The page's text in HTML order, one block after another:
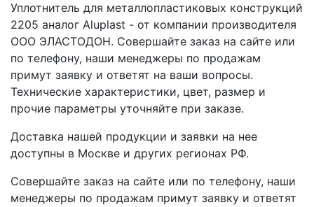
Уплотнитель для металлопластиковых конструкций
2205 аналог Aluplast - от компании производителя
ООО ЭЛАСТОДОН. Совершайте заказ на сайте или
по телефону, наши менеджеры по продажам
примут заявку и ответят на ваши вопросы.
Технические характеристики, цвет, размер и
прочие параметры уточняйте при заказе.
Доставка нашей продукции и заявки на нее
доступны в Москве и других регионах РФ.
Совершайте заказ на сайте или по телефону, наши
менеджеры по продажам примут заявку и ответят